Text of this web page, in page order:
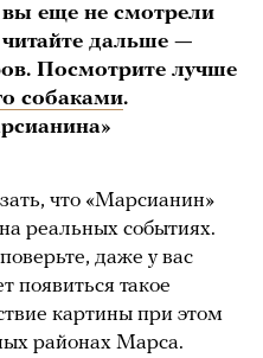
еще не смотрели
дальше —
Посмотрите лучше
собаками.
что «Марсианин»
реальных событиях.
даже у вас
появиться такое
картины при этом
районах Марса.